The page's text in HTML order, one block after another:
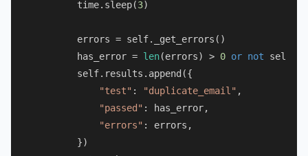
        time.sleep(
3)
        errors = self._get_errors()
        has_error =
len(errors) > 0 or not
        self.results.append({
"test" : "duplicate_email" ,
"passed" : has_error,
"errors" : errors,
        })